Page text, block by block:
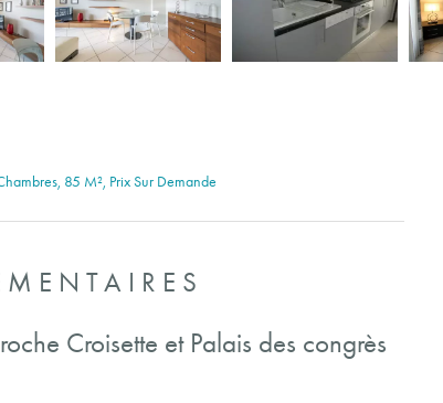
85 M², Prix Sur Demande
Croisette et Palais des congrès